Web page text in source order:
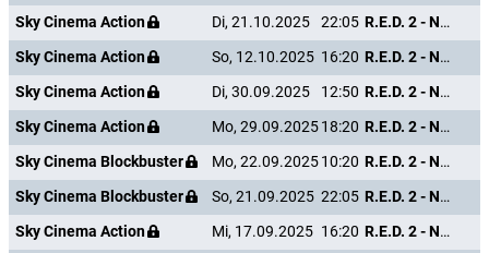
Sky Cinema Action
Di, 21.10.2025 22:05
R.E.D. 2 - Noch Älter. Härter. Besser.
Sky Cinema Action
So, 12.10.2025 16:20
R.E.D. 2 - Noch Älter. Härter. Besser.
Sky Cinema Action
Di, 30.09.2025 12:50
R.E.D. 2 - Noch Älter. Härter. Besser.
Sky Cinema Action
Mo, 29.09.202518:20
R.E.D. 2 - Noch Älter. Härter. Besser.
Sky Cinema Blockbuster
Mo, 22.09.202510:20
R.E.D. 2 - Noch Älter. Härter. Besser.
Sky Cinema Blockbuster
So, 21.09.2025 22:05
R.E.D. 2 - Noch Älter. Härter. Besser.
Sky Cinema Action
Mi, 17.09.2025 16:20
R.E.D. 2 - Noch Älter. Härter. Besser.